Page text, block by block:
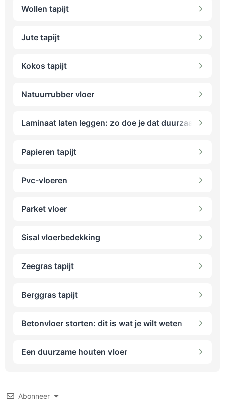
Wollen tapijt
Jute tapijt
Kokos tapijt
Natuurrubber vloer
Laminaat laten leggen: zo doe je dat duurzaam
Papieren tapijt
Pvc-vloeren
Parket vloer
Sisal vloerbedekking
Zeegras tapijt
Berggras tapijt
Betonvloer storten: dit is wat je wilt weten
Een duurzame houten vloer
Abonneer